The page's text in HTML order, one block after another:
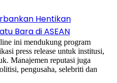
Hentikan
Bara di ASEAN
ini mendukung program
press release untuk institusi,
Manajemen reputasi juga
pengusaha, selebriti dan